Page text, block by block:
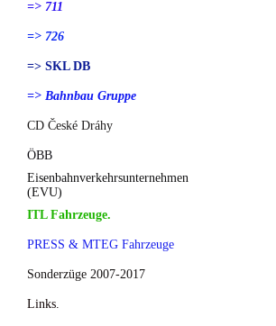
=> 711
=> 726
=> SKL DB
=> Bahnbau Gruppe
CD České Dráhy
ÖBB
Eisenbahnverkehrsunternehmen
(EVU)
ITL Fahrzeuge.
PRESS & MTEG Fahrzeuge
Sonderzüge 2007-2017
Links.